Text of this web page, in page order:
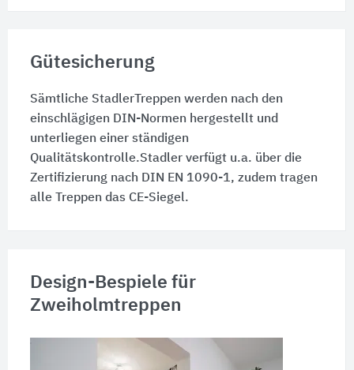
Gütesicherung
Sämtliche StadlerTreppen werden nach den
einschlägigen DIN-Normen hergestellt und
unterliegen einer ständigen
Qualitätskontrolle.Stadler verfügt u.a. über die
Zertifizierung nach DIN EN 1090-1, zudem tragen
alle Treppen das CE-Siegel.
Design-Bespiele für
Zweiholmtreppen